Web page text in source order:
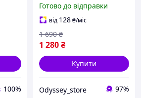
100%
здоров'я порожнини рота
та гігієни брекет системи.
Готово до відправки
від 128₴/міс
1 280₴
1 690 ₴
Купити
Odyssey_store 97%